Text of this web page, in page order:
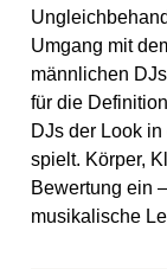
Umgang mit
männlichen
für die
DJs der Look
spielt. Körper,
Bewertung ein
musikalische